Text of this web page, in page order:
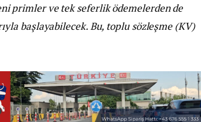
primler ve tek seferlik ödemelerden de
başlayabilecek. Bu, toplu sözleşme (KV)